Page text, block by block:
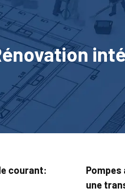
courant:
une